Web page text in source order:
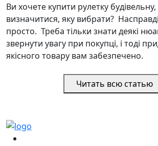
Ви хочете купити рулетку
визначитися, яку вибрати?
просто. Треба тільки знати деякі
звернути увагу при покупці, і тоді
якісного товару вам забезпечено.
Читать всю статью